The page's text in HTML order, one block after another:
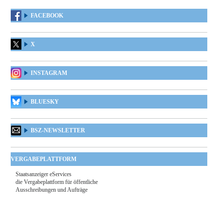
FACEBOOK
X
INSTAGRAM
BLUESKY
BSZ-NEWSLETTER
VERGABEPLATTFORM
Staatsanzeiger eServices
die Vergabeplattform für öffentliche
Ausschreibungen und Aufträge